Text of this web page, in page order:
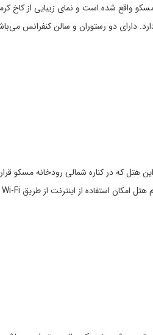
می‌شود. در کناره رودخانه مسکو واقع شده است و نمای
دارای دو رستوران و سالن کنفرانس
کنفرانسی با ظرفیت 1500 نفر و اتاق‌های جلسه متعدد است. این هتل که در کناره شمالی